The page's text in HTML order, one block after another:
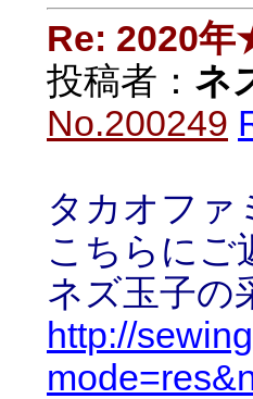
Re: 2020
投稿者： ネ
No.200249
タカオファ
こちらにご
ネズ玉子の
http://